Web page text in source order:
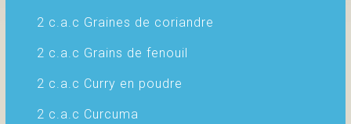
2 c.a.c Graines de coriandre
2 c.a.c Grains de fenouil
2 c.a.c Curry en poudre
2 c.a.c Curcuma